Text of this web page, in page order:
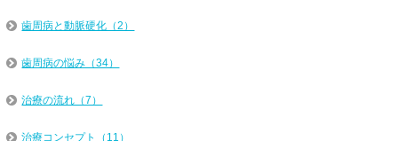
歯周病と動脈硬化（2）
歯周病の悩み（34）
治療の流れ（7）
治療コンセプト（11）